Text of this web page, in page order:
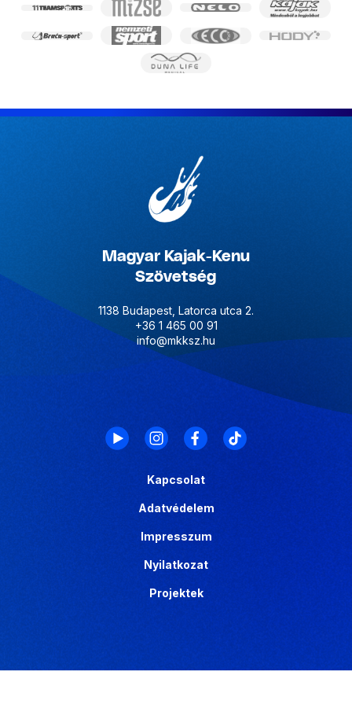
Magyar Kajak-Kenu
Szövetség
1138 Budapest, Latorca utca 2.
+36 1 465 00 91
info@mkksz.hu
Kapcsolat
Adatvédelem
Impresszum
Nyilatkozat
Projektek